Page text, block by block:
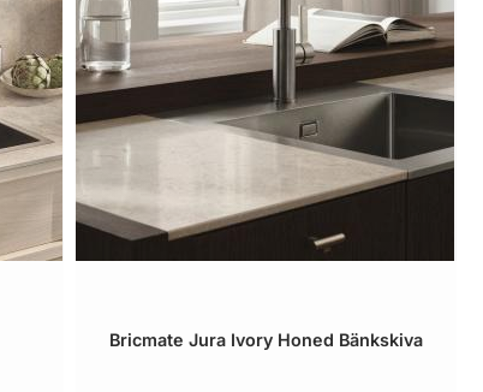
Bricmate Jura Ivory Honed Bänkskiva